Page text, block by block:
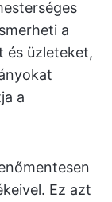
a
és üzleteket,
a
Ez azt